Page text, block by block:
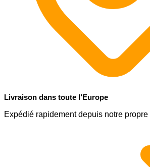
Livraison dans toute l’Europe
Expédié rapidement depuis notre propre